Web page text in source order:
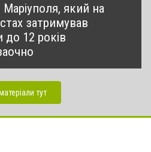
Маріуполя, який на
затримував
до 12 років
тут